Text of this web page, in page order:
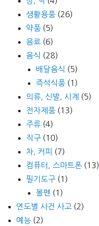
생활용품 (26)
약품 (5)
음료 (6)
음식 (28)
배달음식 (5)
즉석식품 (1)
의류, 신발, 시계
(5)
전자제품 (13)
주류 (4)
직구 (10)
차, 커피 (7)
컴퓨터, 스마트폰 (13)
필기도구 (1)
볼펜 (1)
연도별 사건 사고 (2)
예능 (2)